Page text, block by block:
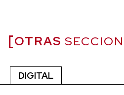
OTRAS
DIGITAL